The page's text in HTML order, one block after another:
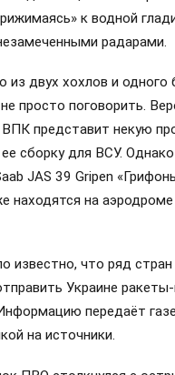
к водной
радарами.
из двух хохлов и одного
просто поговорить.
представит некую
сборку для ВСУ.
JAS 39 Gripen
находятся на
известно, что ряд
Украине
передаёт
на источники.